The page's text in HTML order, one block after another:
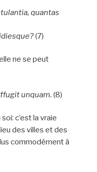
quantas
(7)
ne se peut
unquam. (8)
c’est la vraie
des villes et des
commodément à